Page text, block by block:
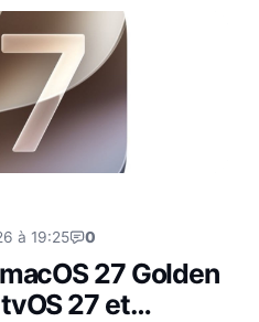
à 19:25 0
27 Golden
27 et